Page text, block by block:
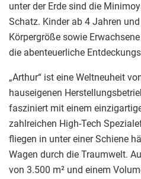
unter der Erde sind die
Schatz. Kinder ab 4 Jahren
Körpergröße sowie
die abenteuerliche
„Arthur“ ist eine Weltneuheit
hauseigenen
fasziniert mit einem
zahlreichen High-Tech
fliegen in unter einer Schiene
Wagen durch die Traumwelt.
von 3.500 m² und einem